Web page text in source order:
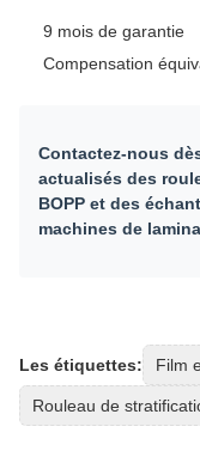
9 mois de garantie
Compensation
Contactez-nous
actualisés des
BOPP et des
machines de
Les étiquettes: Film
Rouleau de